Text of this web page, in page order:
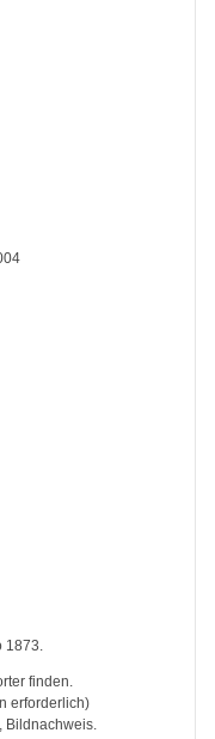
1873.
finden.
erforderlich)
Bildnachweis.